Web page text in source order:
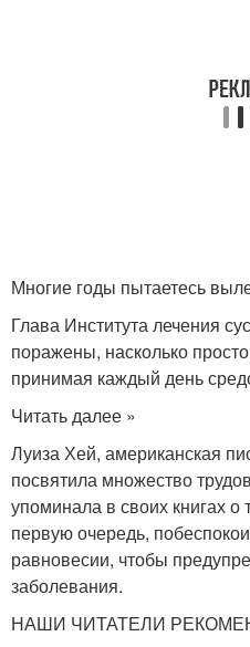
Многие годы пытаетесь
Глава Института лечения
поражены, насколько
принимая каждый день
Читать далее »
Луиза Хей, американская
посвятила множество
упоминала в своих книгах о
первую очередь,
равновесии, чтобы
заболевания.
НАШИ ЧИТАТЕЛИ